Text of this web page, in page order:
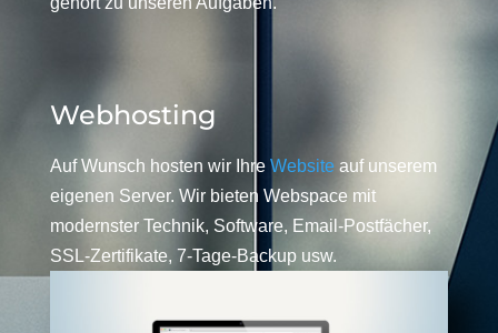
Webhosting
Auf Wunsch hosten wir Ihre Website auf unserem
eigenen Server. Wir bieten Webspace mit
modernster Technik, Software, Email-Postfächer,
SSL-Zertifikate, 7-Tage-Backup usw.